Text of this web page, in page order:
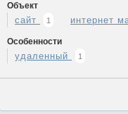
Объект
сайт 1 интернет
Особенности
удаленный 1